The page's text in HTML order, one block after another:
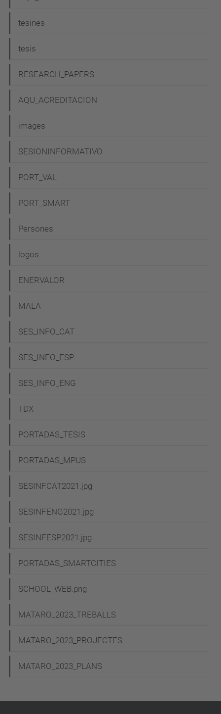
tesines
tesis
RESEARCH_PAPERS
AQU_ACREDITACION
images
SESIONINFORMATIVO
PORT_VAL
PORT_SMART
Persones
logos
ENERVALOR
MALA
SES_INFO_CAT
SES_INFO_ESP
SES_INFO_ENG
TDX
PORTADAS_TESIS
PORTADAS_MPUS
SESINFCAT2021.jpg
SESINFENG2021.jpg
SESINFESP2021.jpg
PORTADAS_SMARTCITIES
SCHOOL_WEB.png
MATARO_2023_TREBALLS
MATARO_2023_PROJECTES
MATARO_2023_PLANS